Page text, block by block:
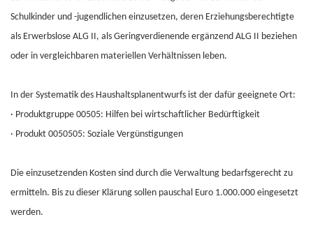
Schulkinder und -jugendlichen einzusetzen, deren Erziehungsberechtigte
als Erwerbslose ALG II, als Geringverdienende ergänzend ALG II beziehen
oder in vergleichbaren materiellen Verhältnissen leben.
In der Systematik des Haushaltsplanentwurfs ist der dafür geeignete Ort:
· Produktgruppe 00505: Hilfen bei wirtschaftlicher Bedürftigkeit
· Produkt 0050505: Soziale Vergünstigungen
Die einzusetzenden Kosten sind durch die Verwaltung bedarfsgerecht zu
ermitteln. Bis zu dieser Klärung sollen pauschal Euro 1.000.000 eingesetzt
werden.